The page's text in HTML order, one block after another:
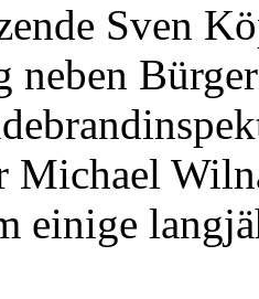
Sven
neben
Michael
einige